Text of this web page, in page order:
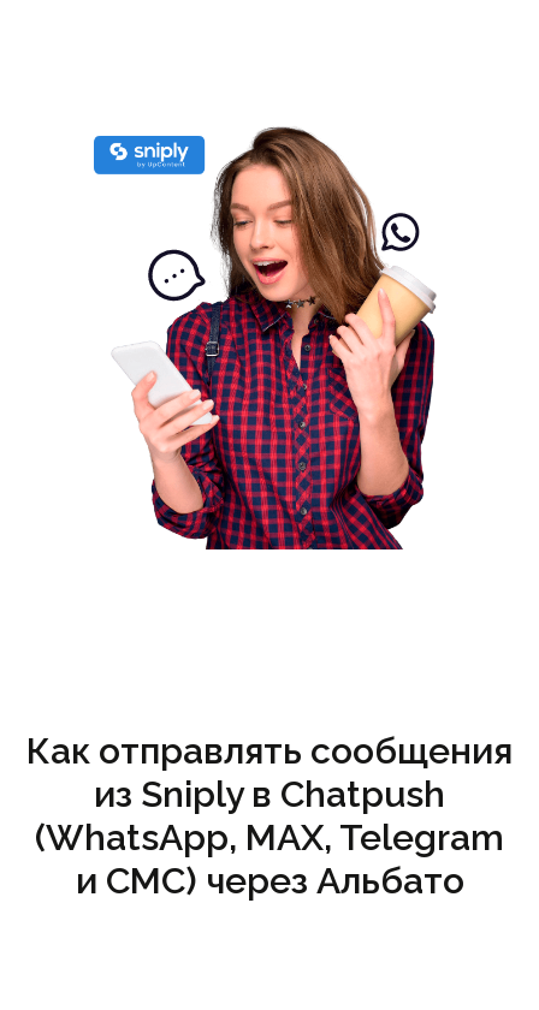
Как отправлять сообщения
из Sniply в Chatpush
(WhatsApp, MAX, Telegram
и СМС) через Альбато